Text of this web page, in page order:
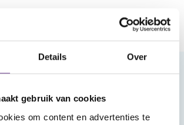
Details Over
gebruik van cookies
om content en advertenties te